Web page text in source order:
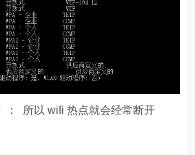
： 所以 wifi 热点就会经常断开